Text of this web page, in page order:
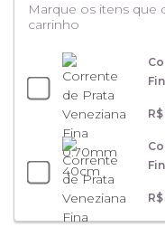
Marque os itens que
carrinho
R$